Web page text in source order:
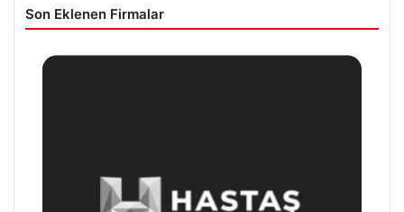
Son Eklenen Firmalar